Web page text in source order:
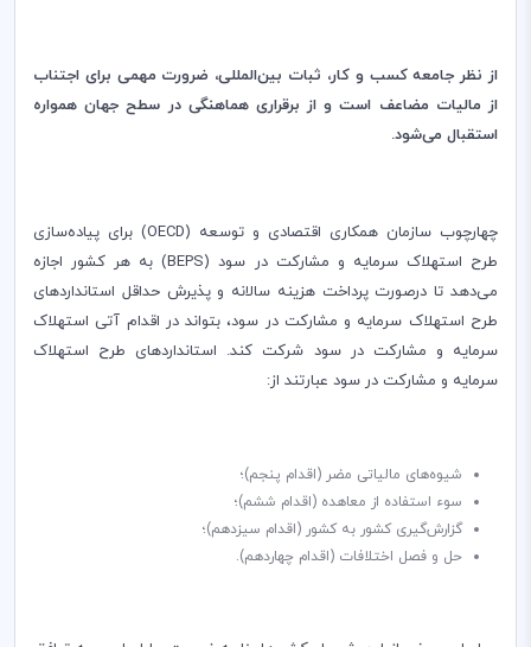
از نظر جامعه کسب و کار، ثبات بین‌المللی، ضرورت مهمی برای اجتناب
از مالیات مضاعف است و از برقراری هماهنگی در سطح جهان همواره
استقبال می‌شود.
چهارچوب سازمان همکاری اقتصادی و توسعه (OECD) برای پیاده‌سازی
طرح استهلاک سرمایه و مشارکت در سود (BEPS) به هر کشور اجازه
می‌دهد تا درصورت پرداخت هزینه سالانه و پذیرش حداقل استانداردهای
طرح استهلاک سرمایه و مشارکت در سود، بتواند در اقدام آتی استهلاک
سرمایه و مشارکت در سود شرکت کند. استانداردهای طرح استهلاک
سرمایه و مشارکت در سود عبارتند از:
شیوه‌های مالیاتی مضر (اقدام پنجم)؛
سوء استفاده از معاهده (اقدام ششم)؛
گزارش‌گیری کشور به کشور (اقدام سیزدهم)؛
حل و فصل اختلافات (اقدام چهاردهم).